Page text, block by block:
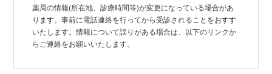
薬局の情報(所在地、診療時間等)が変更になっている場合があ
ります。事前に電話連絡を行ってから受診されることをおすす
いたします。情報について誤りがある場合は、以下のリンクか
らご連絡をお願いいたします。